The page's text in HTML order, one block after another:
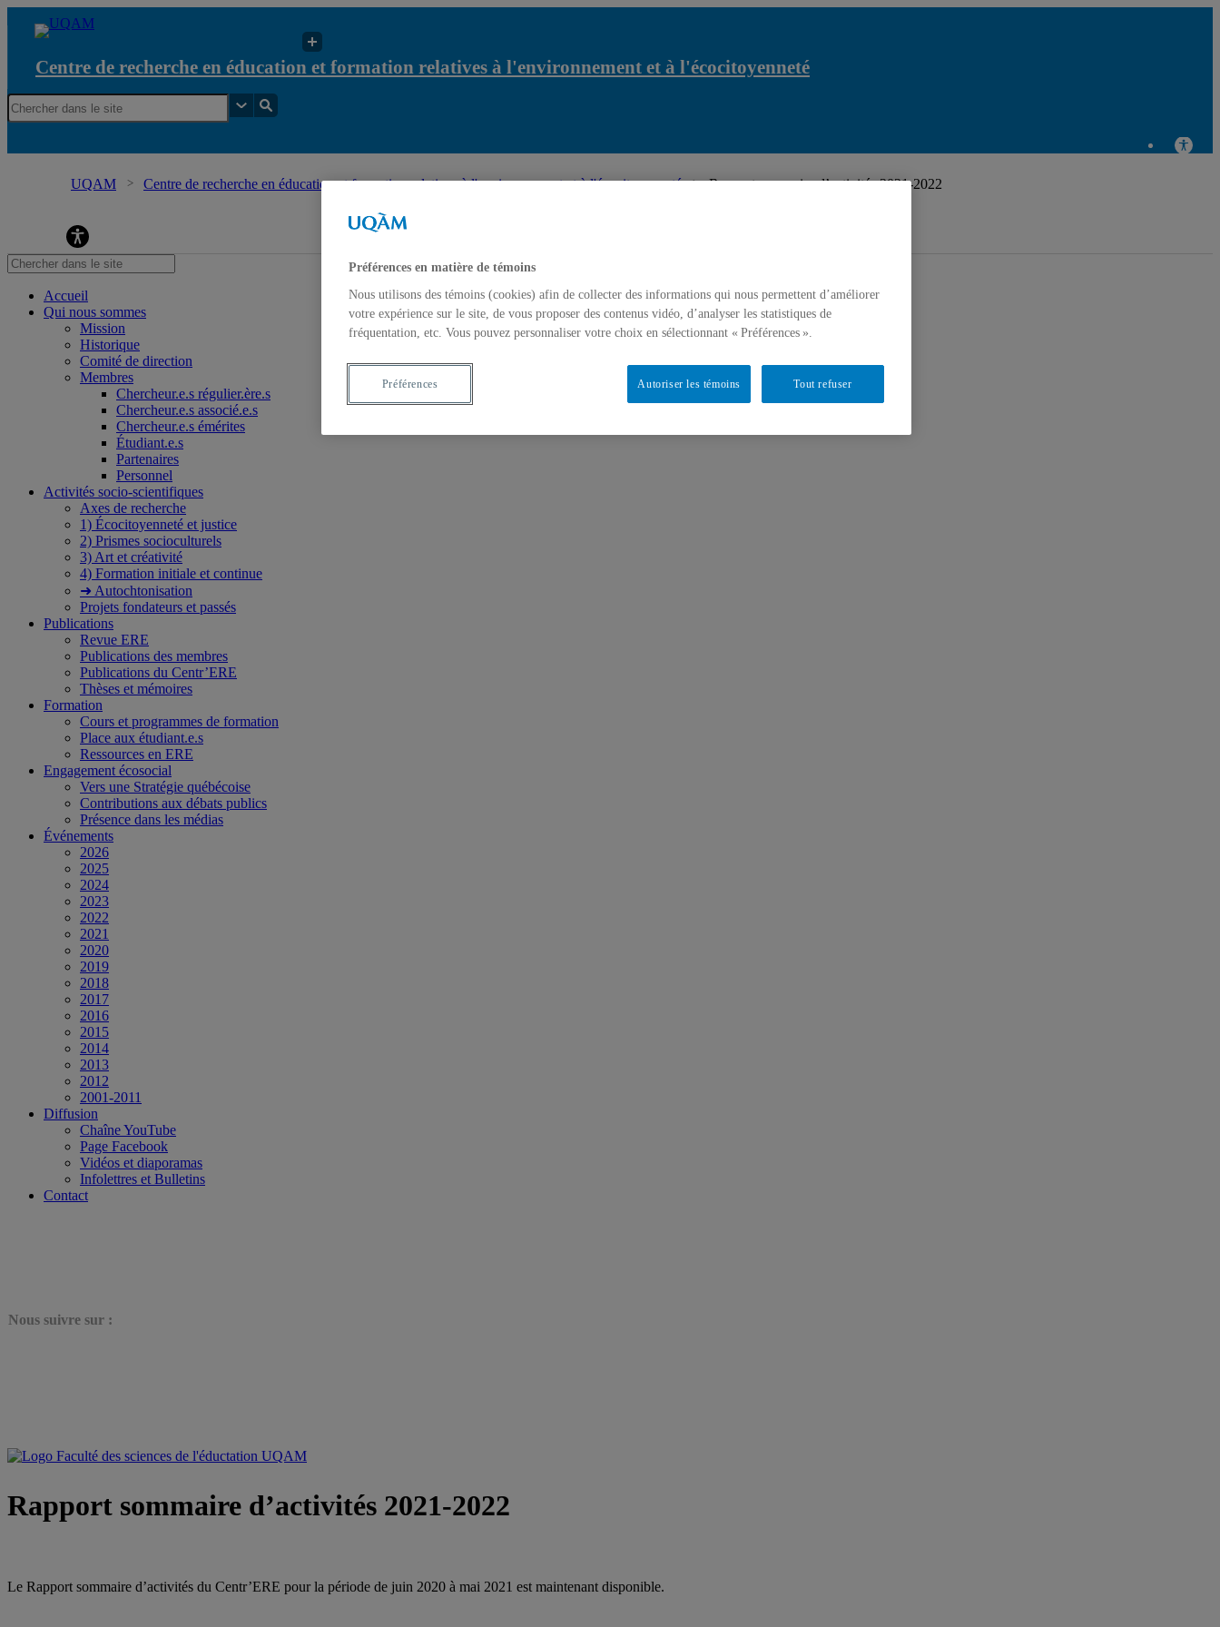
Centre de recherche en éducation et formation relatives à l'environnement et à l'écocitoyenneté
UQAM Centre de recherche en éducation et formation relatives à l'environnement et à l'écocitoyenneté Rapport sommaire d’activités 2021-2022
Accueil
Qui nous sommes
Mission
Historique
Comité de direction
Membres
Chercheur.e.s régulier.ère.s
Chercheur.e.s associé.e.s
Chercheur.e.s émérites
Étudiant.e.s
Partenaires
Personnel
Activités socio-scientifiques
Axes de recherche
1) Écocitoyenneté et justice
2) Prismes socioculturels
3) Art et créativité
4) Formation initiale et continue
➜ Autochtonisation
Projets fondateurs et passés
Publications
Revue ERE
Publications des membres
Publications du Centr’ERE
Thèses et mémoires
Formation
Cours et programmes de formation
Place aux étudiant.e.s
Ressources en ERE
Engagement écosocial
Vers une Stratégie québécoise
Contributions aux débats publics
Présence dans les médias
Événements
2026
2025
2024
2023
2022
2021
2020
2019
2018
2017
2016
2015
2014
2013
2012
2001-2011
Diffusion
Chaîne YouTube
Page Facebook
Vidéos et diaporamas
Infolettres et Bulletins
Contact
Nous suivre sur :
Rapport sommaire d’activités 2021-2022
Le Rapport sommaire d’activités du Centr’ERE pour la période de juin 2020 à mai 2021 est maintenant disponible.
Préférences en matière de témoins
Nous utilisons des témoins (cookies) afin de collecter des informations qui nous permettent d’améliorer
votre expérience sur le site, de vous proposer des contenus vidéo, d’analyser les statistiques de
fréquentation, etc. Vous pouvez personnaliser votre choix en sélectionnant « Préférences ».
Tout refuser
Autoriser les témoins
Préférences